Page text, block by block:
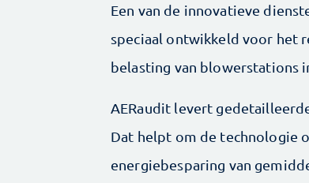
Een van de innovatieve
speciaal ontwikkeld voor het
belasting van blowerstations
AERaudit levert
Dat helpt om de technologie
energiebesparing van